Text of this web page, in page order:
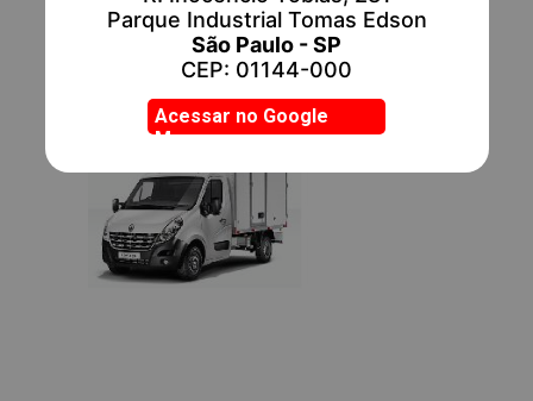
Parque Industrial Tomas Edson
São Paulo - SP
CEP: 01144-000
Acessar no Google
Mapas